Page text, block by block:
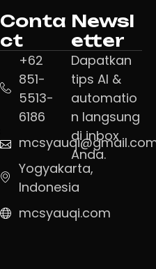
Conta
ct
+62
851-
5513-
6186
Yogyakarta,
Indonesia
mcsyauqi.com
Newsl
etter
Dapatkan
tips AI &
automatio
n langsung
di inbox
Anda.